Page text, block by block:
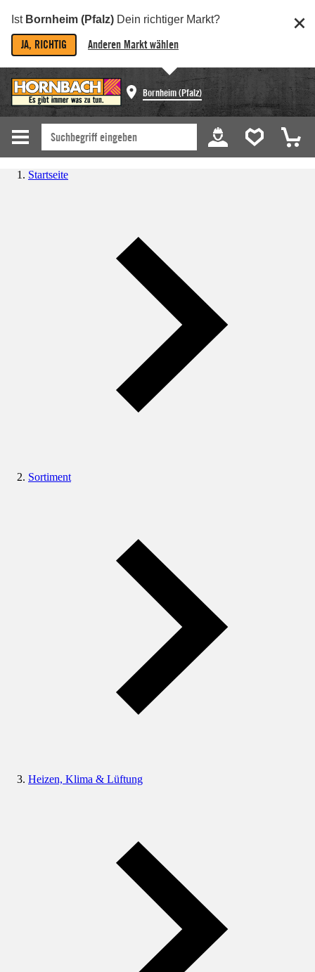
Ist Bornheim (Pfalz) Dein richtiger Markt?
JA, RICHTIG Anderen Markt wählen
Bornheim (Pfalz)
Startseite
Sortiment
Heizen, Klima & Lüftung